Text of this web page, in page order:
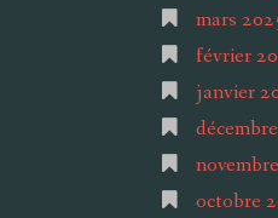
mars
février
janvier
octobre